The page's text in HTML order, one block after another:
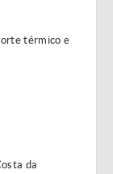
térmico e
da